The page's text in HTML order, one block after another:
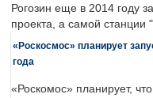
Рогозин еще в 2014 году
проекта, а самой станции
«Роскосмос» планирует
года
«Роскомос» планирует,